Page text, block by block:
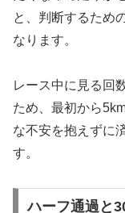
と、判断するため
なります。
レース中に見る回
ため、最初から
な不安を抱えずに
す。
ハーフ通過と